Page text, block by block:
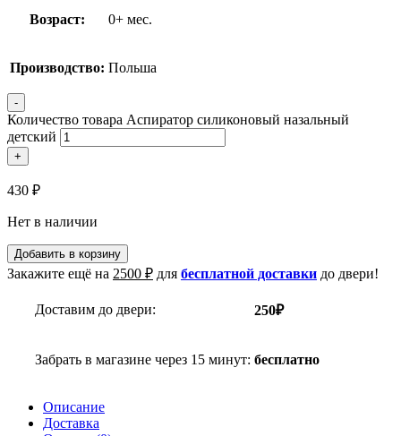
Возраст: 0+ мес.
Производство: Польша
-
Количество товара Аспиратор силиконовый назальный
детский
+
430 ₽
Нет в наличии
Добавить в корзину
Закажите ещё на 2500 ₽ для бесплатной доставки до двери!
Доставим до двери: 250₽
Забрать в магазине через 15 минут: бесплатно
Описание
Доставка